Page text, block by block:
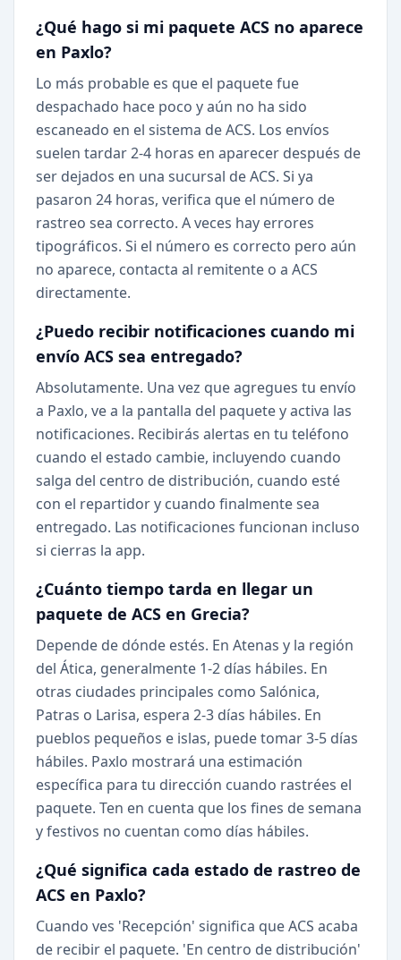
¿Qué hago si mi paquete ACS no aparece
en Paxlo?
Lo más probable es que el paquete fue
despachado hace poco y aún no ha sido
escaneado en el sistema de ACS. Los envíos
suelen tardar 2-4 horas en aparecer después de
ser dejados en una sucursal de ACS. Si ya
pasaron 24 horas, verifica que el número de
rastreo sea correcto. A veces hay errores
tipográficos. Si el número es correcto pero aún
no aparece, contacta al remitente o a ACS
directamente.
¿Puedo recibir notificaciones cuando mi
envío ACS sea entregado?
Absolutamente. Una vez que agregues tu envío
a Paxlo, ve a la pantalla del paquete y activa las
notificaciones. Recibirás alertas en tu teléfono
cuando el estado cambie, incluyendo cuando
salga del centro de distribución, cuando esté
con el repartidor y cuando finalmente sea
entregado. Las notificaciones funcionan incluso
si cierras la app.
¿Cuánto tiempo tarda en llegar un
paquete de ACS en Grecia?
Depende de dónde estés. En Atenas y la región
del Ática, generalmente 1-2 días hábiles. En
otras ciudades principales como Salónica,
Patras o Larisa, espera 2-3 días hábiles. En
pueblos pequeños e islas, puede tomar 3-5 días
hábiles. Paxlo mostrará una estimación
específica para tu dirección cuando rastrées el
paquete. Ten en cuenta que los fines de semana
y festivos no cuentan como días hábiles.
¿Qué significa cada estado de rastreo de
ACS en Paxlo?
Cuando ves 'Recepción' significa que ACS acaba
de recibir el paquete. 'En centro de distribución'